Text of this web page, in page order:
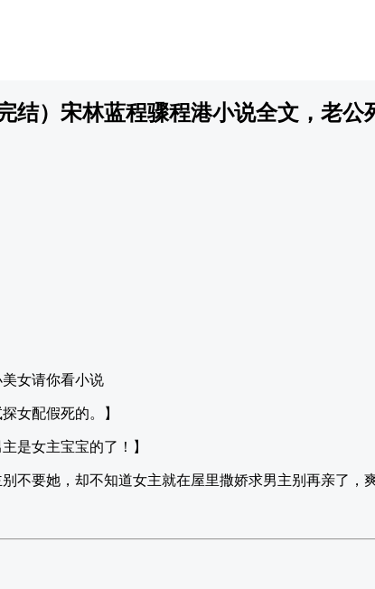
结）宋林蓝程骤程港小说全文，老
女请你看小说
女配假死的。】
是女主宝宝的了！】
不要她，却不知道女主就在屋里撒娇求男主别再亲了，